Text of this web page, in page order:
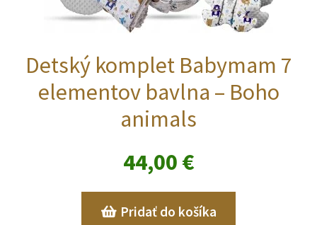
Detský komplet Babymam 7
elementov bavlna – Boho
animals
44,00 €
Pridať do košíka